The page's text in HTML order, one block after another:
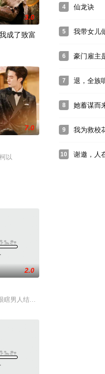
3.0
成了致富
7.0
以
联含出品人：林涛、张志远、马朝
2.0
瞎男人结婚，不料男人竟是我一夜
4 仙龙诀
5 我带女儿
6 豪门雇主
7 退，全族
8 她蓄谋而
9 我为救校
10 谢邀，人